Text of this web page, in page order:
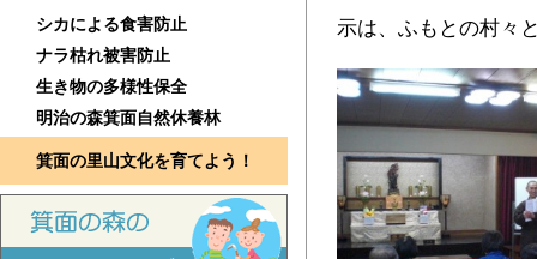
シカによる食害防止
ナラ枯れ被害防止
生き物の多様性保全
明治の森箕面自然休養林
箕面の里山文化を育てよう！
示は、ふもとの村々